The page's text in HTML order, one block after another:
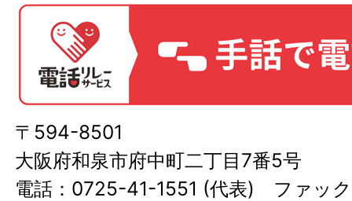
〒594-8501
大阪府和泉市府中町二丁目7番5号
電話：0725-41-1551 (代表) ファッ